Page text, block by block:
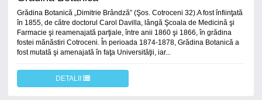
Grădina Botanică „Dimitrie Brândză” (Şos. Cotroceni 32).A fost înfiinţată
în 1855, de către doctorul Carol Davilla, lângă Şcoala de Medicină şi
Farmacie şi reamenajată parţiale, între anii 1860 şi 1866, în grădina
fostei mănăstiri Cotroceni. În perioada 1874-1878, Grădina Botanică a
fost mutată şi amenajată în faţa Universităţii, iar...
DETALII